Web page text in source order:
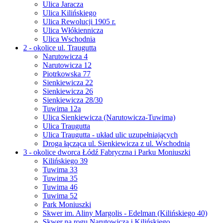
Ulica Jaracza
Ulica Kilińskiego
Ulica Rewolucji 1905 r.
Ulica Włókiennicza
Ulica Wschodnia
2 - okolice ul. Traugutta
Narutowicza 4
Narutowicza 12
Piotrkowska 77
Sienkiewicza 22
Sienkiewicza 26
Sienkiewicza 28/30
Tuwima 12a
Ulica Sienkiewicza (Narutowicza-Tuwima)
Ulica Traugutta
Ulica Traugutta - układ ulic uzupełniających
Droga łącząca ul. Sienkiewicza z ul. Wschodnią
3 - okolice dworca Łódź Fabryczna i Parku Moniuszki
Kilińskiego 39
Tuwima 33
Tuwima 35
Tuwima 46
Tuwima 52
Park Moniuszki
Skwer im. Aliny Margolis - Edelman (Kilińskiego 40)